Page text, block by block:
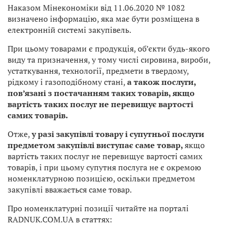
Наказом Мінекономіки від 11.06.2020 № 1082
визначено інформацію, яка має бути розміщена в
електронній системі закупівель.
При цьому товарами є продукція, об’єкти будь-якого
виду та призначення, у тому числі сировина, вироби,
устаткування, технології, предмети в твердому,
рідкому і газоподібному стані,а також послуги,
пов’язані з постачанням таких товарів, якщо
вартість таких послуг не перевищує вартості
самих товарів.
Отже,у разі закупівлі товару і супутньої послуги
предметом закупівлі виступає саме товар,якщо
вартість таких послуг не перевищує вартості самих
товарів, і при цьому супутня послуга не є окремою
номенклатурною позицією, оскільки предметом
закупівлі вважається саме товар.
Про номенклатурні позиції читайте на порталі
RADNUK.COM.UA в статтях: